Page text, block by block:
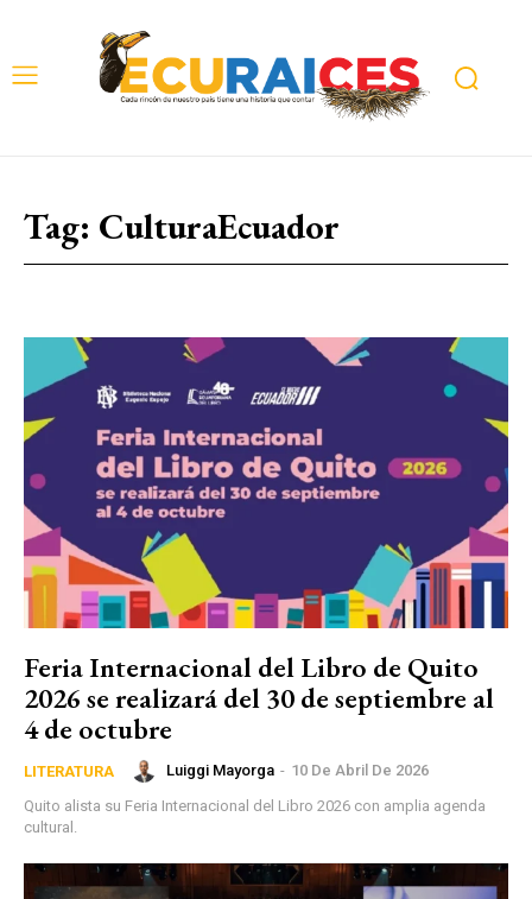
Tag: CulturaEcuador
Feria Internacional del Libro de Quito
2026 se realizará del 30 de septiembre al
4 de octubre
LITERATURA Luiggi Mayorga - 10 De Abril De 2026
Quito alista su Feria Internacional del Libro 2026 con amplia agenda
cultural.